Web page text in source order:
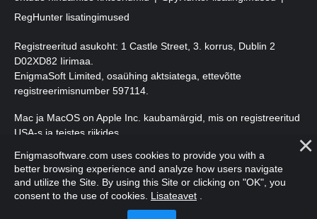
RegHunter lisatingimused
Registreeritud asukoht: 1 Castle Street, 3. korrus, Dublin 2
D02XD82 Iirimaa.
EnigmaSoft Limited, osaühing aktsiatega, ettevõtte
registreerimisnumber 597114.
Mac ja MacOS on Apple Inc. kaubamärgid, mis on registreeritud
USA-s ja teistes riikides.
Autoriõigus 2016-2026. EnigmaSoft Ltd. Kõik õigused kaitstud.
Enigmasoftware.com uses cookies to provide you with a
better browsing experience and analyze how users navigate
and utilize the Site. By using this Site or clicking on "OK", you
consent to the use of cookies. Lisateavet